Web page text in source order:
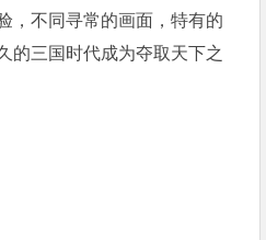
，不同寻常的画面，特有的
的三国时代成为夺取天下之